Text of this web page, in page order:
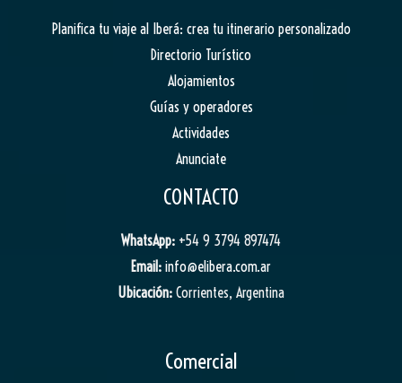
Planifica tu viaje al Iberá: crea tu itinerario personalizado
Directorio Turístico
Alojamientos
Guías y operadores
Actividades
Anunciate
CONTACTO
WhatsApp: +54 9 3794 897474
Email: info@elibera.com.ar
Ubicación: Corrientes, Argentina
Comercial